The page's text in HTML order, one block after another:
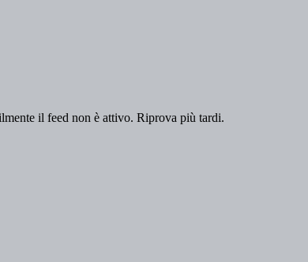
il feed non è attivo. Riprova più tardi.